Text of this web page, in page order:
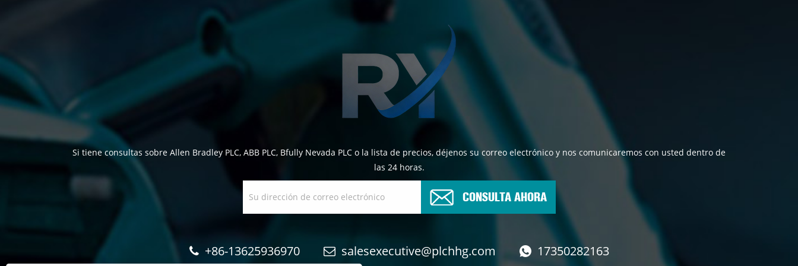
Si tiene consultas sobre Allen Bradley PLC, ABB PLC, Bfully Nevada PLC o la lista de precios, déjenos su correo electrónico y nos comunicaremos con usted dentro de
las 24 horas.
CONSULTA AHORA
+86-13625936970 salesexecutive@plchhg.com 17350282163